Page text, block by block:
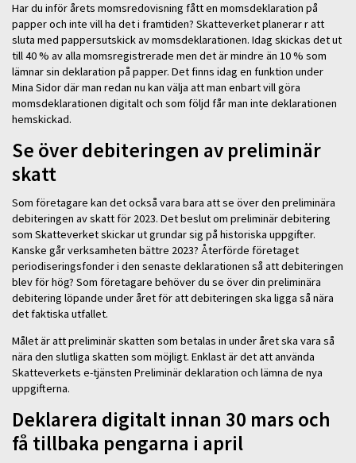
Har du inför årets momsredovisning fått en momsdeklaration på
papper och inte vill ha det i framtiden? Skatteverket planerar r att
sluta med pappersutskick av momsdeklarationen. Idag skickas det ut
till 40 % av alla momsregistrerade men det är mindre än 10 % som
lämnar sin deklaration på papper. Det finns idag en funktion under
Mina Sidor där man redan nu kan välja att man enbart vill göra
momsdeklarationen digitalt och som följd får man inte deklarationen
hemskickad.
Se över debiteringen av preliminär
skatt
Som företagare kan det också vara bara att se över den preliminära
debiteringen av skatt för 2023. Det beslut om preliminär debitering
som Skatteverket skickar ut grundar sig på historiska uppgifter.
Kanske går verksamheten bättre 2023? Återförde företaget
periodiseringsfonder i den senaste deklarationen så att debiteringen
blev för hög? Som företagare behöver du se över din preliminära
debitering löpande under året för att debiteringen ska ligga så nära
det faktiska utfallet.
Målet är att preliminär skatten som betalas in under året ska vara så
nära den slutliga skatten som möjligt. Enklast är det att använda
Skatteverkets e-tjänsten Preliminär deklaration och lämna de nya
uppgifterna.
Deklarera digitalt innan 30 mars och
få tillbaka pengarna i april